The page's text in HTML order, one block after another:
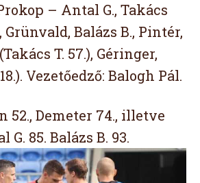
– Antal G., Takács
Balázs B., Pintér,
T. 57.), Géringer,
Vezetőedző: Balogh Pál.
52., Demeter 74., illetve
G. 85. Balázs B. 93.